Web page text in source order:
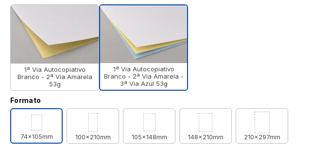
1ª Via Autocopiativo
Branco - 2ª Via Amarela
53g
1ª Via Autocopiativo
Branco - 2ª Via Amarela -
3ª Via Azul 53g
Formato
74x105mm 100x210mm 105x148mm 148x210mm 210x297mm